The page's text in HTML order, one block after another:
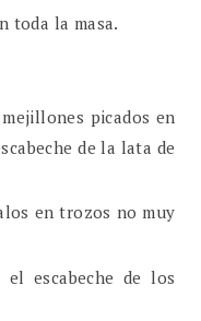
toda la masa.
picados en
de la lata de
en trozos no muy
escabeche de los